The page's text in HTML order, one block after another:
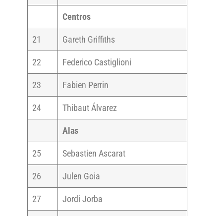
Centros
21 Gareth Griffiths
22 Federico Castiglioni
23 Fabien Perrin
24 Thibaut Álvarez
Alas
25 Sebastien Ascarat
26 Julen Goia
27 Jordi Jorba